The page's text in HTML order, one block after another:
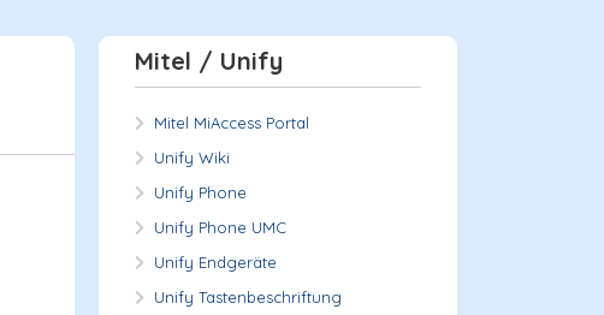
Mitel / Unify
Mitel MiAccess Portal
Unify Wiki
Unify Phone
Unify Phone UMC
Unify Endgeräte
Unify Tastenbeschriftung